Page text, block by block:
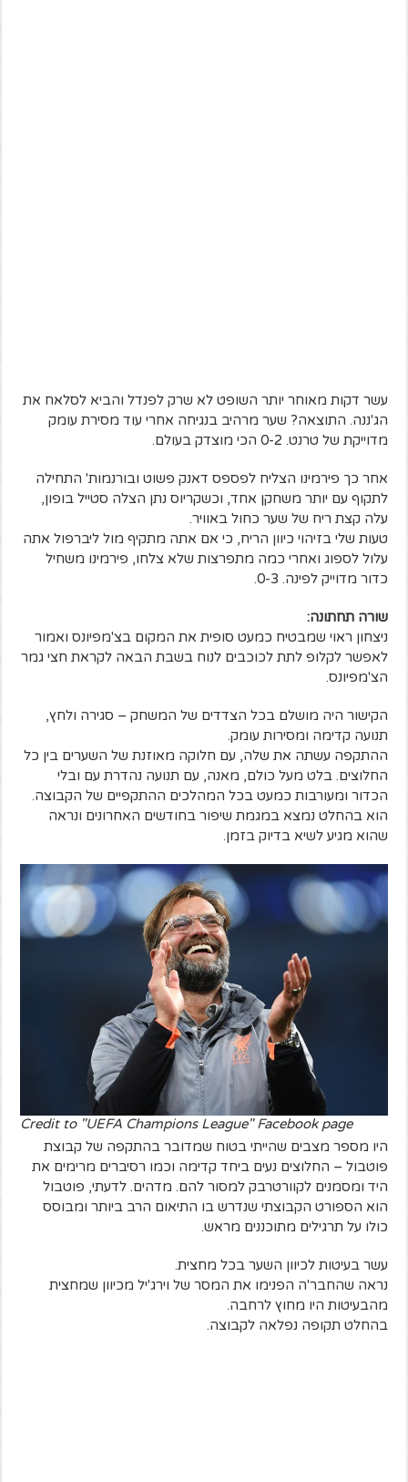
עשר דקות מאוחר יותר השופט לא שרק לפנדל והביא לסלאח את
הג'ננה. התוצאה? שער מרהיב בנגיחה אחרי עוד מסירת עומק
מדוייקת של טרנט. 0-2 הכי מוצדק בעולם.
אחר כך פירמינו הצליח לפספס דאנק פשוט ובורנמות' התחילה
לתקוף עם יותר משחקן אחד, וכשקריוס נתן הצלה סטייל בופון,
עלה קצת ריח של שער כחול באוויר.
טעות שלי בזיהוי כיוון הריח, כי אם אתה מתקיף מול ליברפול אתה
עלול לספוג ואחרי כמה מתפרצות שלא צלחו, פירמינו משחיל
כדור מדוייק לפינה. 0-3.
שורה תחתונה:
ניצחון ראוי שמבטיח כמעט סופית את המקום בצ'מפיונס ואמור
לאפשר לקלופ לתת לכוכבים לנוח בשבת הבאה לקראת חצי גמר
הצ'מפיונס.
הקישור היה מושלם בכל הצדדים של המשחק – סגירה ולחץ,
תנועה קדימה ומסירות עומק.
ההתקפה עשתה את שלה, עם חלוקה מאוזנת של השערים בין כל
החלוצים. בלט מעל כולם, מאנה, עם תנועה נהדרת עם ובלי
הכדור ומעורבות כמעט בכל המהלכים ההתקפיים של הקבוצה.
הוא בהחלט נמצא במגמת שיפור בחודשים האחרונים ונראה
שהוא מגיע לשיא בדיוק בזמן.
Credit to "UEFA Champions League" Facebook page
היו מספר מצבים שהייתי בטוח שמדובר בהתקפה של קבוצת
פוטבול – החלוצים נעים ביחד קדימה וכמו רסיברים מרימים את
היד ומסמנים לקוורטרבק למסור להם. מדהים. לדעתי, פוטבול
הוא הספורט הקבוצתי שנדרש בו התיאום הרב ביותר ומבוסס
כולו על תרגילים מתוכננים מראש.
עשר בעיטות לכיוון השער בכל מחצית.
נראה שהחבר'ה הפנימו את המסר של וירג'יל מכיוון שמחצית
מהבעיטות היו מחוץ לרחבה.
בהחלט תקופה נפלאה לקבוצה.